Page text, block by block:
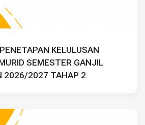
KELULUSAN
SEMESTER GANJIL
2026/2027 TAHAP 2